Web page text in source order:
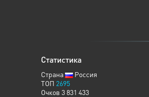
Статистика
Страна
Россия
ТОП 2695
Очков 3 831 433